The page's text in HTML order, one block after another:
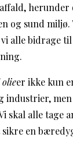
og sund miljø.
alle bidrage
olieer ikke kun
industrier,
skal alle tage
en